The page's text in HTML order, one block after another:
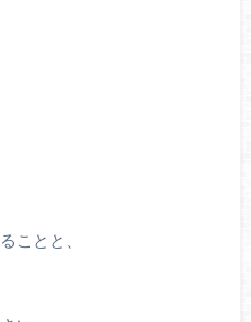
ことと、